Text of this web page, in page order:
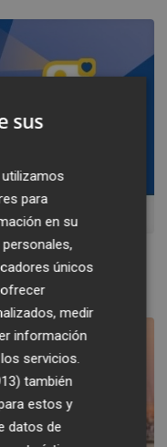
para
sus
para
en su
únicos
medir
información
servicios.
también
estos y
datos de